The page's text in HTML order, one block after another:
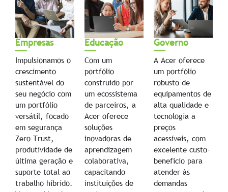
Comprar Alugar
Empresas
Impulsionamos o
crescimento
sustentável do
seu negócio com
um portfólio
versátil, focado
em segurança
Zero Trust,
produtividade de
última geração e
suporte total ao
trabalho híbrido.
Educação
Com um
portfólio
construído por
um ecossistema
de parceiros, a
Acer oferece
soluções
inovadoras de
aprendizagem
colaborativa,
capacitando
instituições de
Governo
A Acer oferece
um portfólio
robusto de
equipamentos de
alta qualidade e
tecnologia a
preços
acessíveis, com
excelente custo-
benefício para
atender às
demandas